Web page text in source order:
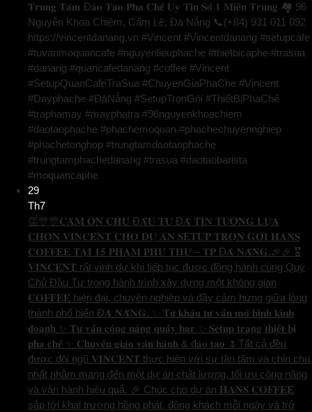
𝐓𝐫𝐮𝐧𝐠 𝐓𝐚̂𝐦 Đ𝐚̀𝐨 𝐓𝐚̣𝐨 𝐏𝐡𝐚 𝐂𝐡𝐞̂́ 𝐔𝐲 𝐓𝐢́𝐧 𝐒𝐨̂́ 𝟏 𝐌𝐢𝐞̂̀𝐧 𝐓𝐫𝐮𝐧𝐠 🏘️ 96
Nguyễn Khoa Chiêm, Cẩm Lệ, Đà Nẵng 📞(+84) 931 011 092
https://vincentdanang.vn #Vincent #Vincentdanang #setupcafe
#tuvanmoquancafe #nguyenlieuphache #thietbicaphe #trasua
#danang #quancafedanang #coffee #Vincent
#SetupQuanCafeTraSua #ChuyenGiaPhaChe #Vincent
#Dayphache #ĐàNẵng #SetupTrọnGói #ThiếtBịPhaChế
#traphamay #mayphatra #96nguyenkhoachiem
#daotaophache #phachemoquan #phachechuyennghiep
#phachetonghop #trungtamdaotaophache
#trungtamphachedanang #trasua #daotaobarista
#moquancaphe
29
Th7
👏🎊🎊𝐂𝐀̉𝐌 𝐎̛𝐍 𝐂𝐇𝐔̉ Đ𝐀̂̀𝐔 𝐓𝐔̛ Đ𝐀̃ 𝐓𝐈𝐍 𝐓𝐔̛𝐎̛̉𝐍𝐆 𝐋𝐔̛̣𝐀
𝐂𝐇𝐎̣𝐍 𝐕𝐈𝐍𝐂𝐄𝐍𝐓 𝐂𝐇𝐎 𝐃𝐔̛̣ 𝐀́𝐍 𝐒𝐄𝐓𝐔𝐏 𝐓𝐑𝐎̣𝐍 𝐆𝐎́𝐈 𝐇𝐀𝐍𝐒
𝐂𝐎𝐅𝐅𝐄𝐄 𝐓𝐀̣𝐈 𝟏𝟓 𝐏𝐇𝐀̣𝐌 𝐏𝐇𝐔́ 𝐓𝐇𝐔̛́ – 𝐓𝐏 Đ𝐀̀ 𝐍𝐀̆̃𝐍𝐆.🎉🎉 🎖️
𝐕𝐈𝐍𝐂𝐄𝐍𝐓 rất vinh dự khi tiếp tục được đồng hành cùng Quý
Chủ Đầu Tư trong hành trình xây dựng một không gian
𝐂𝐎𝐅𝐅𝐄𝐄 hiện đại, chuyên nghiệp và đầy cảm hứng giữa lòng
thành phố biển Đ𝐀̀ 𝐍𝐀̆̃𝐍𝐆. ✨ 𝐓𝐮̛̀ 𝐤𝐡𝐚̂𝐮 𝐭𝐮̛ 𝐯𝐚̂́𝐧 𝐦𝐨̂ 𝐡𝐢̀𝐧𝐡 𝐤𝐢𝐧𝐡
𝐝𝐨𝐚𝐧𝐡 ✨ 𝐓𝐮̛ 𝐯𝐚̂́𝐧 𝐜𝐨̂𝐧𝐠 𝐧𝐚̆𝐧𝐠 𝐪𝐮𝐚̂̀𝐲 𝐛𝐚𝐫 ✨ 𝐒𝐞𝐭𝐮𝐩 𝐭𝐫𝐚𝐧𝐠 𝐭𝐡𝐢𝐞̂́𝐭 𝐛𝐢̣
𝐩𝐡𝐚 𝐜𝐡𝐞̂́ ✨ 𝐂𝐡𝐮𝐲𝐞̂̉𝐧 𝐠𝐢𝐚𝐨 𝐯𝐚̣̂𝐧 𝐡𝐚̀𝐧𝐡 & đ𝐚̀𝐨 𝐭𝐚̣𝐨 🌷Tất cả đều
được đội ngũ 𝐕𝐈𝐍𝐂𝐄𝐍𝐓 thực hiện với sự tận tâm và chỉn chu
nhất nhằm mang đến một dự án chất lượng, tối ưu công năng
và vận hành hiệu quả. 🎉 Chúc cho dự án 𝐇𝐀𝐍𝐒 𝐂𝐎𝐅𝐅𝐄𝐄
sắp tới khai trương hồng phát, đông khách mỗi ngày và trở